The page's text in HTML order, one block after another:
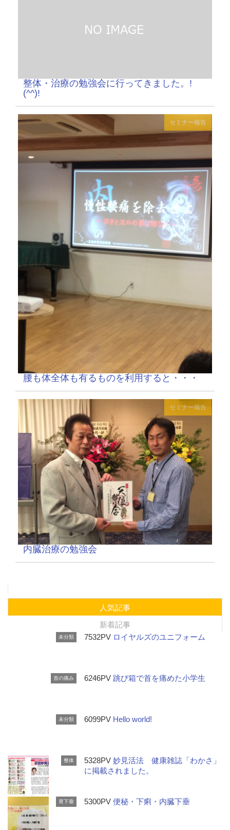
整体・治療の勉強会に行ってきました。!
(^^)!
セミナー報告
腰も体全体も有るものを利用すると・・・
セミナー報告
内臓治療の勉強会
人気記事
新着記事
未分類 7532PV ロイヤルズのユニフォーム
首の痛み 6246PV 跳び箱で首を痛めた小学生
未分類 6099PV Hello world!
整体 5328PV妙見活法 健康雑誌「わかさ」
に掲載されました。
胃下垂 5300PV便秘・下痢・内臓下垂